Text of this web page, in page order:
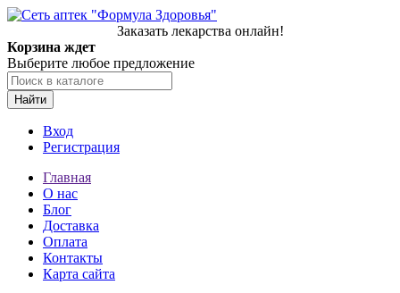
Заказать лекарства онлайн!
Корзина ждет
Выберите любое предложение
Найти
Вход
Регистрация
Главная
О нас
Блог
Доставка
Оплата
Контакты
Карта сайта